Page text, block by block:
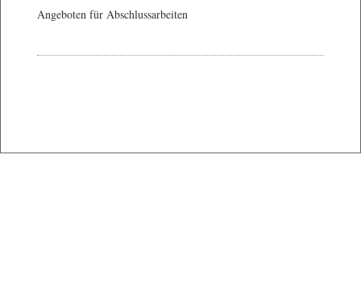
Angeboten für Abschlussarbeiten